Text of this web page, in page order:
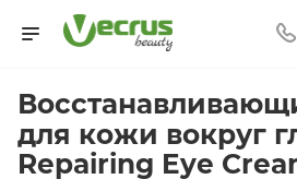
для кожи вокруг
Repairing Eye